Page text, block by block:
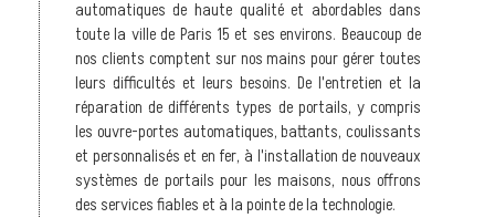
automatiques de haute qualité et abordables dans
toute la ville de Paris 15 et ses environs. Beaucoup de
nos clients comptent sur nos mains pour gérer toutes
leurs difficultés et leurs besoins. De l'entretien et la
réparation de différents types de portails, y compris
les ouvre-portes automatiques, battants, coulissants
et personnalisés et en fer, à l'installation de nouveaux
systèmes de portails pour les maisons, nous offrons
des services fiables et à la pointe de la technologie.